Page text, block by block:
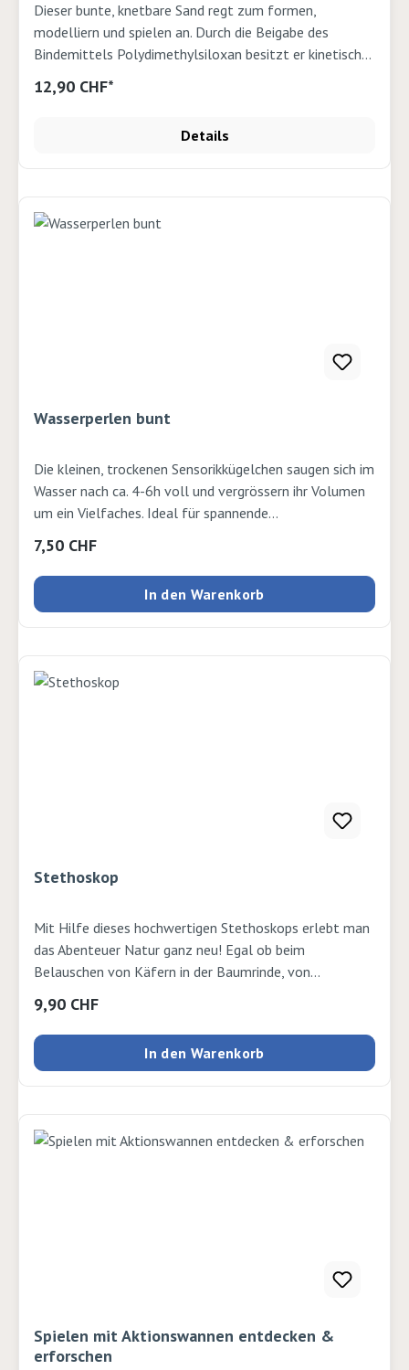
Dieser bunte, knetbare Sand regt zum formen,
modelliern und spielen an. Durch die Beigabe des
Bindemittels Polydimethylsiloxan besitzt er kinetische
Eigenschaften, trocknet nicht aus, staubt nicht, klebt
weder an Händen noch an der Unterlage und ist sehr
Sand ist asbestfrei. Empfohlen ab 3 Jahren. Dieser
12,90 CHF*
Details
Wasserperlen bunt
Die kleinen, trockenen Sensorikkügelchen saugen sich im
Wasser nach ca. 4-6h voll und vergrössern ihr Volumen
um ein Vielfaches. Ideal für spannende
Wanne zum Fühlen, Greifen und Entdecken mit Händen
oder Füssen. Nach dem Spielen einfach trocknen lassen
und im Hausmüll entsorgen. Die Kügelchen können mit
1lt Wasser eine tolle Sinneserfahrung. Grösse trocken Ø
2,5mm, aufgequollen Ø ca.15mm. 230g
Regulärer Preis:
7,50 CHF
In den Warenkorb
Stethoskop
Mit Hilfe dieses hochwertigen Stethoskops erlebt man
das Abenteuer Natur ganz neu! Egal ob beim
Belauschen von Käfern in der Baumrinde, von
das Blutrauschen, Wassergluckern im Bauch,
Herzklopfen) und elektronische Geräte lassen sich
wunderbar in neuer Dimension wahrnehmen.
Regulärer Preis:
9,90 CHF
In den Warenkorb
Spielen mit Aktionswannen entdecken &
erforschen